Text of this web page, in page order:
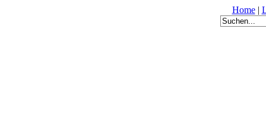
Home|